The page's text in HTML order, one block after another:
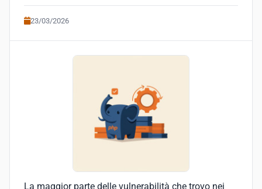
23/03/2026
La maggior parte delle vulnerabilità che trovo nei